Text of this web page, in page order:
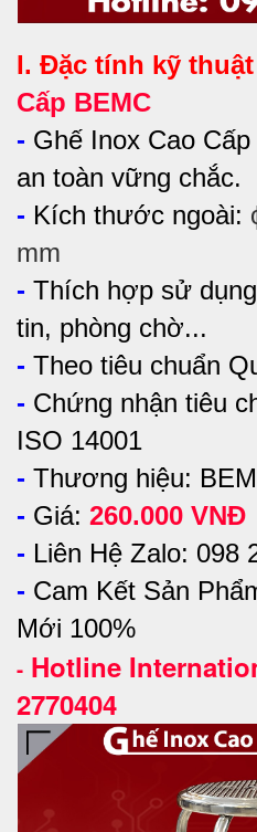
I. Đặc tính kỹ thuật
Cấp BEMC
- Ghế Inox Cao
an toàn vững chắc.
- Kích thước ngoài:
mm
- Thích hợp sử
tin, phòng chờ...
- Theo tiêu chuẩn
- Chứng nhận tiêu
ISO 14001
- Thương hiệu:
- Giá: 260.000 VNĐ
- Liên Hệ Zalo: 098
- Cam Kết Sản
Mới 100%
- Hotline
2770404